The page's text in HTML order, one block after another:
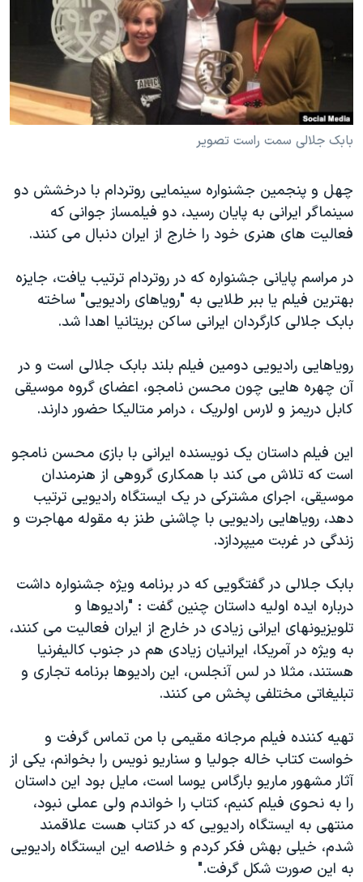
فرهنگ و زندگی
حقوق شهروندی
علم و فناوری
اسرائیل در جنگ
آرشیو پخش زنده
انتخابات ریاست جمهوری آمریکا ۲۰۲۴
حمله جمهوری اسلامی به اسرائیل
رمز مهسا
ورزش زنان در ایران
مجموعه مستندهای دادخواهی
تریبونال مردمی آبان ۹۸
چهل سال گروگان‌گیری
قانون شفافیت دارائی کادر رهبری ایران
اسرائیل در جنگ
نرگس محمدی برنده جایزه نوبل صلح
صفحه‌های ویژه
سفر پرزیدنت ترامپ به چین
زبانهای مختلف
بابک جلالی سمت راست تصویر
چهل و پنجمین جشنواره سینمایی روتردام با درخشش دو
سینماگر ایرانی به پایان رسید، دو فیلمساز جوانی که
فعالیت های هنری خود را خارج از ایران دنبال می کنند.
در مراسم پایانی جشنواره که در روتردام ترتیب یافت، جایزه
بهترین فیلم یا ببر طلایی به "رویاهای رادیویی" ساخته
بابک جلالی کارگردان ایرانی ساکن بریتانیا اهدا شد.
رویاهایی رادیویی دومین فیلم بلند بابک جلالی است و در
آن چهره هایی چون محسن نامجو، اعضای گروه موسیقی
کابل دریمز و لارس اولریک ، درامر متالیکا حضور دارند.
این فیلم داستان یک نویسنده ایرانی با بازی محسن نامجو
است که تلاش می کند با همکاری گروهی از هنرمندان
موسیقی، اجرای مشترکی در یک ایستگاه رادیویی ترتیب
دهد، رویاهایی رادیویی با چاشنی طنز به مقوله مهاجرت و
زندگی در غربت میپردازد.
بابک جلالی در گفتگویی که در برنامه ویژه جشنواره داشت
درباره ایده اولیه داستان چنین گفت : "رادیوها و
تلویزیونهای ایرانی زیادی در خارج از ایران فعالیت می کنند،
به ویژه در آمریکا، ایرانیان زیادی هم در جنوب کالیفرنیا
هستند، مثلا در لس آنجلس، این رادیوها برنامه تجاری و
تبلیغاتی مختلفی پخش می کنند.
تهیه کننده فیلم مرجانه مقیمی با من تماس گرفت و
خواست کتاب خاله جولیا و سناریو نویس را بخوانم، یکی از
آثار مشهور ماریو بارگاس یوسا است، مایل بود این داستان
را به نحوی فیلم کنیم، کتاب را خواندم ولی عملی نبود،
منتهی به ایستگاه رادیویی که در کتاب هست علاقمند
شدم، خیلی بهش فکر کردم و خلاصه این ایستگاه رادیویی
به این صورت شکل گرفت."